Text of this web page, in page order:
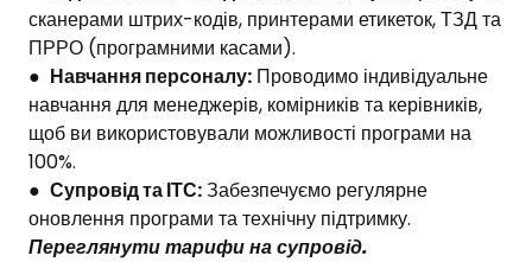
сканерами штрих-кодів, принтерами етикеток, ТЗД та
ПРРО (програмними касами).
● Навчання персоналу: Проводимо індивідуальне
навчання для менеджерів, комірників та керівників,
щоб ви використовували можливості програми на
100%.
● Супровід та ІТС:Забезпечуємо регулярне
оновлення програми та технічну підтримку.
Переглянути тарифи на супровід.